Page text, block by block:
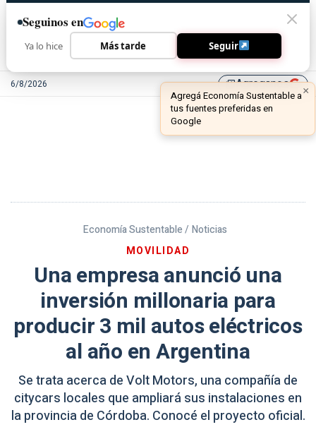
6/8/2026 library_addAgreganos
Economía Sustentable / Noticias
MOVILIDAD
Una empresa anunció una
inversión millonaria para
producir 3 mil autos eléctricos
al año en Argentina
Se trata acerca de Volt Motors, una compañía de
citycars locales que ampliará sus instalaciones en
la provincia de Córdoba. Conocé el proyecto oficial.
Seguinos en
Ya lo hice Más tarde Seguir